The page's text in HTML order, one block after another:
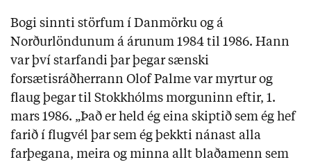
Bogi sinnti störfum í Danmörku og á
Norðurlöndunum á árunum 1984 til 1986. Hann
var því starfandi þar þegar sænski
forsætisráðherrann Olof Palme var myrtur og
flaug þegar til Stokkhólms morguninn eftir, 1.
mars 1986. „Það er held ég eina skiptið sem ég hef
farið í flugvél þar sem ég þekkti nánast alla
farþegana, meira og minna allt blaðamenn sem